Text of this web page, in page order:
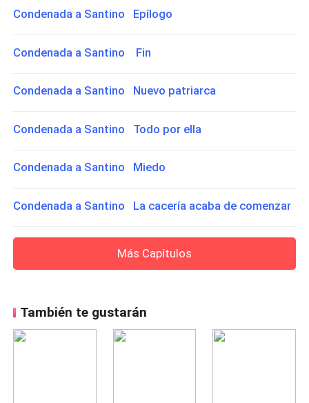
Condenada a Santino Epílogo
Condenada a Santino Fin
Condenada a Santino Nuevo patriarca
Condenada a Santino Todo por ella
Condenada a Santino Miedo
Condenada a Santino La cacería acaba de comenzar
Más Capítulos
También te gustarán